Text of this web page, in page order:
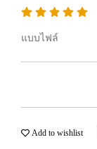
แบบไฟล์
Add to wishlist